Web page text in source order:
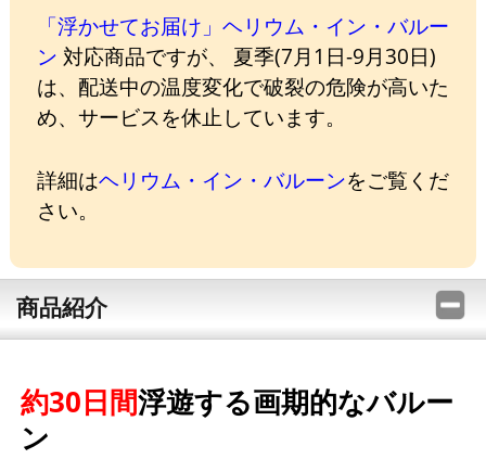
「浮かせてお届け」ヘリウム・イン・バルー
ン 対応商品ですが、 夏季(7月1日-9月30日)
は、配送中の温度変化で破裂の危険が高いた
め、サービスを休止しています。
詳細はヘリウム・イン・バルーンをご覧くだ
さい。
商品紹介
約30日間浮遊する画期的なバルー
ン